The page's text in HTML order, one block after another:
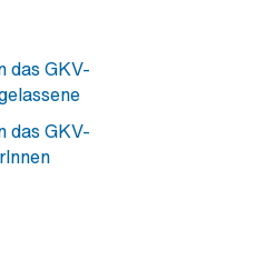
das GKV-
das GKV-